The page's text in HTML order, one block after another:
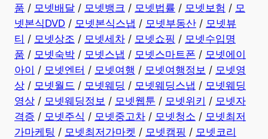
품 / 모넷배달 / 모넷뱅크 / 모넷법률 / 모넷보험 / 모
넷본식DVD / 모넷본식스냅 / 모넷부동산 / 모넷뷰
티 / 모넷상조 / 모넷세차 / 모넷쇼핑 / 모넷수입명
품 / 모넷숙박 / 모넷스냅 / 모넷스마트폰 / 모넷에이
아이 / 모넷엔터 / 모넷여행 / 모넷여행정보 / 모넷영
상 / 모넷월드 / 모넷웨딩 / 모넷웨딩스냅 / 모넷웨딩
영상 / 모넷웨딩정보 / 모넷웹툰 / 모넷위키 / 모넷자
격증 / 모넷주식 / 모넷중고차 / 모넷청소 / 모넷최저
가마케팅 / 모넷최저가마켓 / 모넷캠핑 / 모넷코리